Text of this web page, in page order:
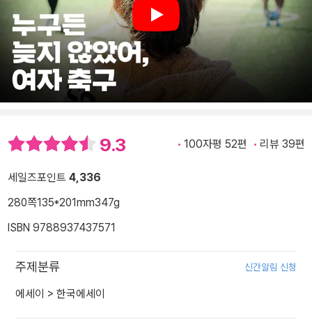
Play
9.3 100자평 52편 리뷰 39편
세일즈포인트 4,336
280쪽135*201mm347g
ISBN 9788937437571
주제분류 신간알림 신청
에세이 > 한국에세이